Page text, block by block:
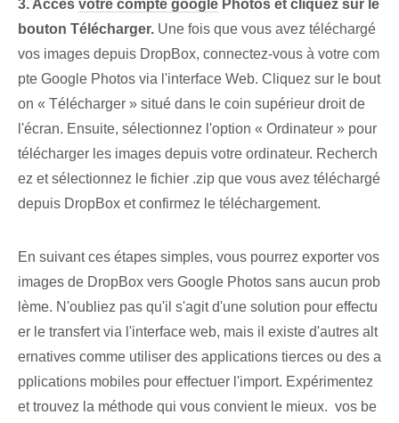
3.⁢ Accès votre compte google Photos et cliquez sur le
bouton ‌Télécharger‍. Une fois que vous avez téléchargé
vos images depuis DropBox, connectez-vous à votre com
pte Google Photos via l'interface Web. Cliquez sur le bout
on « Télécharger » situé ⁢dans le coin supérieur droit ‍de⁣
l'écran. Ensuite, sélectionnez l'option « Ordinateur » pour‍
télécharger les images‌ depuis votre ordinateur. Recherch
ez et sélectionnez le fichier .zip que vous avez téléchargé
depuis DropBox et confirmez le téléchargement.
En suivant ces étapes simples, vous pourrez exporter vos
images de ‌DropBox vers Google Photos sans aucun prob
lème. N'oubliez pas qu'il s'agit d'une solution pour effectu
er le transfert via l'interface web, mais il existe d'autres alt
ernatives comme utiliser des applications tierces ou des a
pplications mobiles pour effectuer l'import. Expérimentez
et trouvez la méthode qui vous convient le mieux. ⁢ vos be